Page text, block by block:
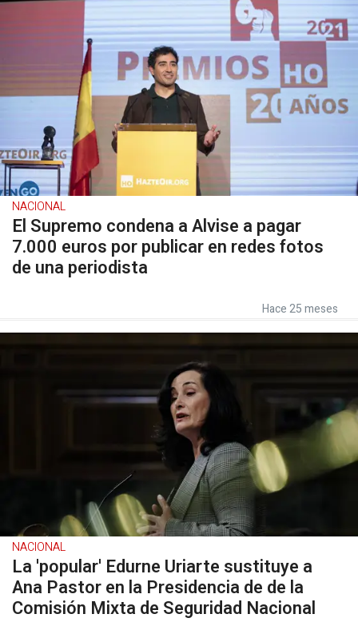
NACIONAL
El Supremo condena a Alvise a pagar
7.000 euros por publicar en redes fotos
de una periodista
Hace 25 meses
NACIONAL
La 'popular' Edurne Uriarte sustituye a
Ana Pastor en la Presidencia de de la
Comisión Mixta de Seguridad Nacional